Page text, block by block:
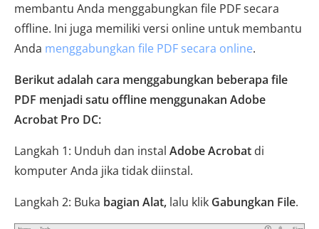
membantu Anda menggabungkan file PDF secara
offline. Ini juga memiliki versi online untuk membantu
Anda menggabungkan file PDF secara online.
Berikut adalah cara menggabungkan beberapa file
PDF menjadi satu offline menggunakan Adobe
Acrobat Pro DC:
Langkah 1: Unduh dan instal Adobe Acrobat di
komputer Anda jika tidak diinstal.
Langkah 2: Buka bagian Alat, lalu klik Gabungkan File.